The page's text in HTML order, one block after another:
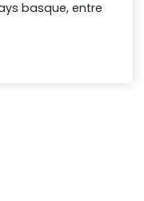
basque, entre